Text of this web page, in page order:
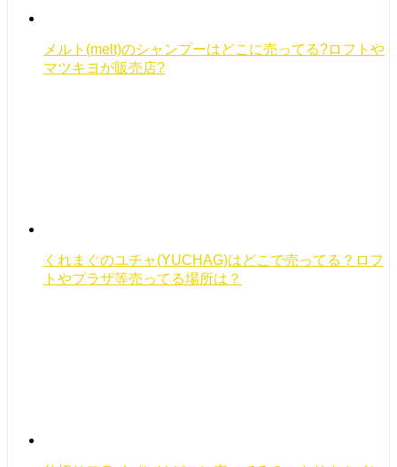
メルト(melt)のシャンプーはどこに売ってる?ロフトや
マツキヨが販売店?
くれまぐのユチャ(YUCHAG)はどこで売ってる？ロフ
トやプラザ等売ってる場所は？